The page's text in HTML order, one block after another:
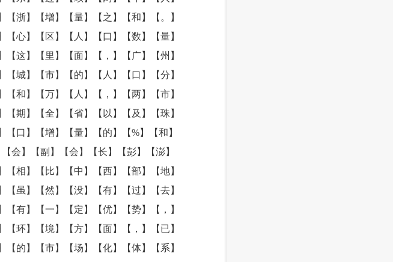
【浙】【增】【量】【之】【和】【。】
【心】【区】【人】【口】【数】【量】
【这】【里】【面】【，】【广】【州】
【城】【市】【的】【人】【口】【分】
【和】【万】【人】【，】【两】【市】
【期】【全】【省】【以】【及】【珠】
口】【增】【量】【的】【%】【和】
会】【副】【会】【长】【彭】【澎】
【相】【比】【中】【西】【部】【地】
【虽】【然】【没】【有】【过】【去】
【有】【一】【定】【优】【势】【，】
【环】【境】【方】【面】【，】【已】
【的】【市】【场】【化】【体】【系】